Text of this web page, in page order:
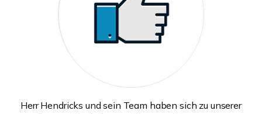
Herr Hendricks und sein Team haben sich zu unserer